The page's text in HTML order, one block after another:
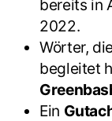
bereits in
2022.
Wörter,
begleitet
Ein